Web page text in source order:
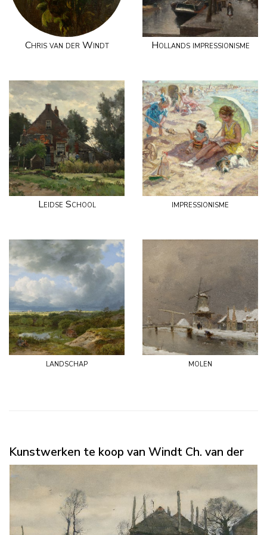
Chris van der Windt Hollands impressionisme
Leidse School impressionisme
landschap molen
Kunstwerken te koop van Windt Ch. van der